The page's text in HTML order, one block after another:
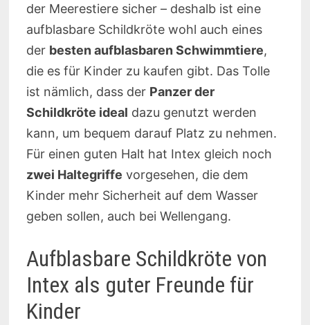
der Meerestiere sicher – deshalb ist eine
aufblasbare Schildkröte wohl auch eines
der besten aufblasbaren Schwimmtiere,
die es für Kinder zu kaufen gibt. Das Tolle
ist nämlich, dass der Panzer der
Schildkröte ideal dazu genutzt werden
kann, um bequem darauf Platz zu nehmen.
Für einen guten Halt hat Intex gleich noch
zwei Haltegriffe vorgesehen, die dem
Kinder mehr Sicherheit auf dem Wasser
geben sollen, auch bei Wellengang.
Aufblasbare Schildkröte von
Intex als guter Freunde für
Kinder